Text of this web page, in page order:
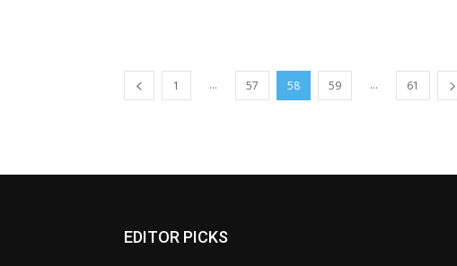
1 ... 57 58 59 ... 61
EDITOR PICKS